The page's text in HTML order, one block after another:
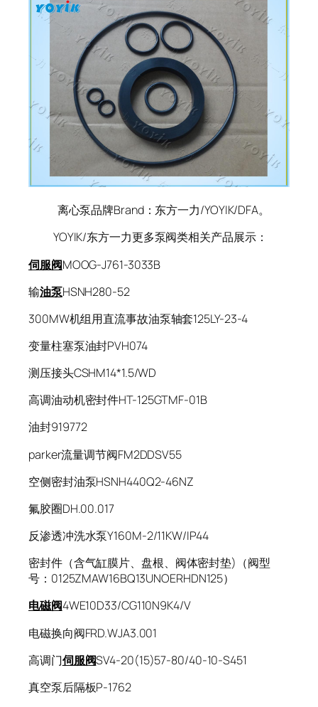
离心泵品牌Brand：东方一力/YOYIK/DFA。
YOYIK/东方一力更多泵阀类相关产品展示：
伺服阀MOOG-J761-3033B
输油泵HSNH280-52
300MW机组用直流事故油泵轴套125LY-23-4
变量柱塞泵油封PVH074
测压接头CSHM14*1.5/WD
高调油动机密封件HT-125GTMF-01B
油封919772
parker流量调节阀FM2DDSV55
空侧密封油泵HSNH440Q2-46NZ
氟胶圈DH.00.017
反渗透冲洗水泵Y160M-2/11KW/IP44
密封件（含气缸膜片、盘根、阀体密封垫)（阀型
号：0125ZMAW16BQ13UNOERHDN125）
电磁阀4WE10D33/CG110N9K4/V
电磁换向阀FRD.WJA3.001
高调门伺服阀SV4-20(15)57-80/40-10-S451
真空泵后隔板P-1762